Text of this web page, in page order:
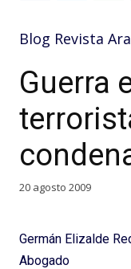
Blog Revista
Guerra
20 agosto 2009
Germán Elizalde
Abogado